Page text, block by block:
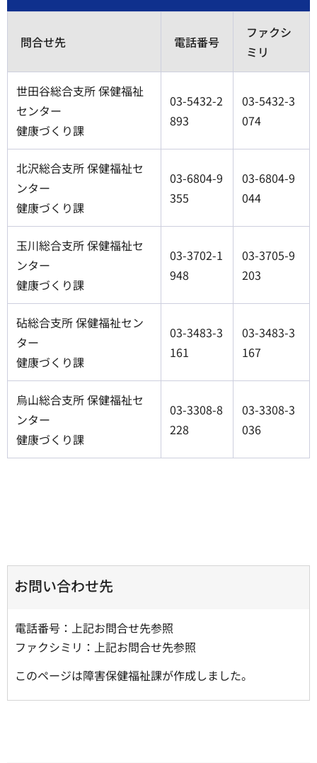
問合せ先 電話番号
ファクシ
ミリ
世田谷総合支所 保健福祉
センター
健康づくり課
03-5432-2
893
03-5432-3
074
北沢総合支所 保健福祉セ
ンター
健康づくり課
03-6804-9
355
03-6804-9
044
玉川総合支所 保健福祉セ
ンター
健康づくり課
03-3702-1
948
03-3705-9
203
砧総合支所 保健福祉セン
ター
健康づくり課
03-3483-3
161
03-3483-3
167
烏山総合支所 保健福祉セ
ンター
健康づくり課
03-3308-8
228
03-3308-3
036
お問い合わせ先
電話番号：上記お問合せ先参照
ファクシミリ：上記お問合せ先参照
このページは障害保健福祉課が作成しました。